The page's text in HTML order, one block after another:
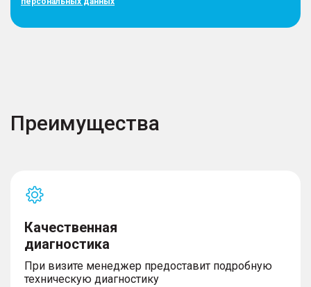
Преимущества
Качественная
диагностика
При визите менеджер предоставит подробную
техническую диагностику